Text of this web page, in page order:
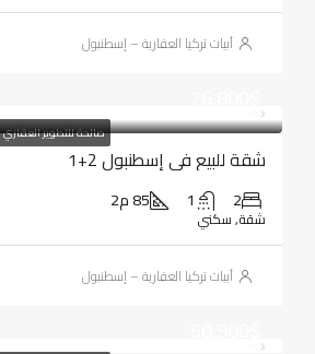
أبيات تركيا العقارية – إسطنبول
صالحة للتطوير العقاري
شقة للبيع في إسطنبول 2+1
2
1 85 م2
شقة, سكني
أبيات تركيا العقارية – إسطنبول